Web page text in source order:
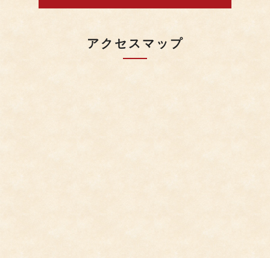
アクセスマップ